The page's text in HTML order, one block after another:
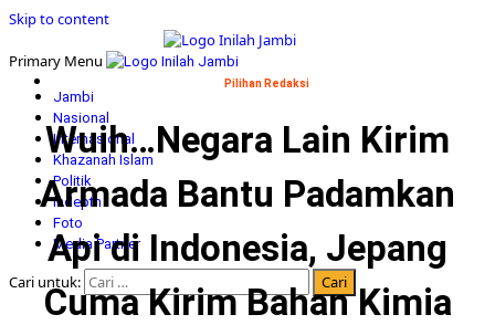
Skip to content
Primary Menu
Jambi
Nasional
Internasional
Khazanah Islam
Politik
Indepth
Foto
Media Partner
Cari untuk:
Pilihan Redaksi
Wuih…Negara Lain Kirim
Armada Bantu Padamkan
Api di Indonesia, Jepang
Cuma Kirim Bahan Kimia